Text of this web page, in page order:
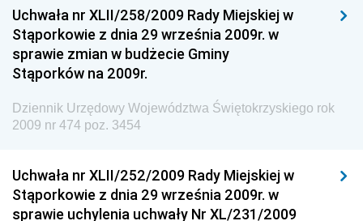
Dziennik Urzędowy Ministra Kultury, Dziedzictwa
Narodowego i Sportu
Dziennik Urzędowy Ministra Rodziny i Polityki
Społecznej
Dziennik Urzędowy Komendy Głównej Straży
Granicznej
Drogowego
Dziennik Urzędowy Narodowego Banku Polskiego
Uchwała nr XLII/258/2009 Rady Miejskiej w
Stąporkowie z dnia 29 września 2009r. w
sprawie zmian w budżecie Gminy
Stąporków na 2009r.
Dziennik Urzędowy Województwa Świętokrzyskiego rok
2009 nr 474 poz. 3454
Uchwała nr XLII/252/2009 Rady Miejskiej w
Stąporkowie z dnia 29 września 2009r. w
sprawie uchylenia uchwały Nr XL/231/2009